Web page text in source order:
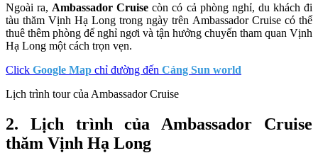
Ngoài ra, Ambassador Cruisecòn có cả phòng nghỉ, du khách đi
tàu thăm Vịnh Hạ Long trong ngày trên Ambassador Cruise có thể
thuê thêm phòng để nghỉ ngơi và tận hưởng chuyến tham quan Vịnh
Hạ Long một cách trọn vẹn.
Click Google Map chỉ đường đến Cảng Sun world
Lịch trình tour của Ambassador Cruise
2. Lịch trình của Ambassador Cruise
thăm Vịnh Hạ Long